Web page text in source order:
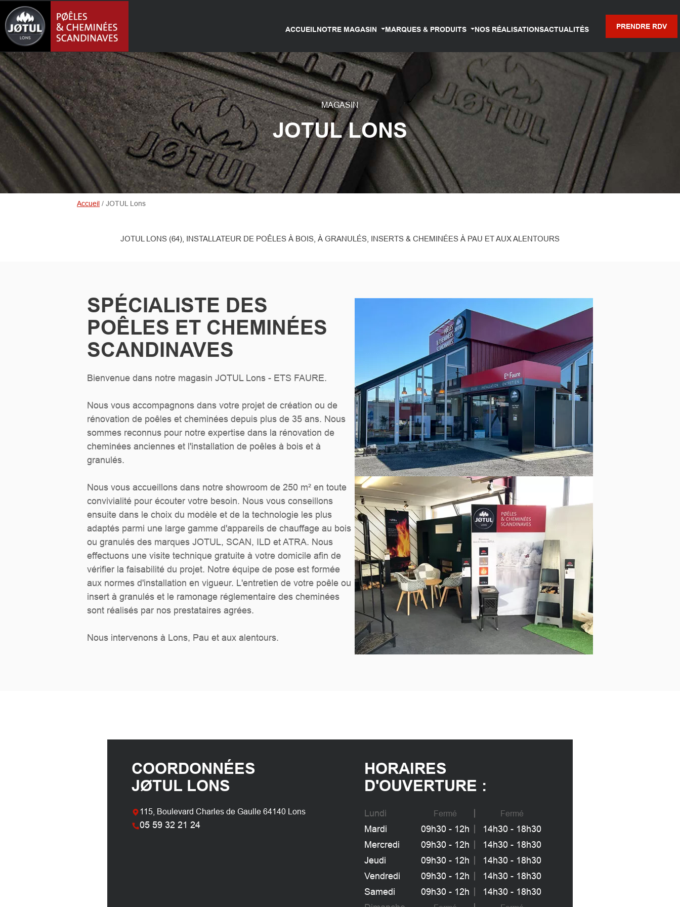
ACCUEILNOTRE MAGASIN MARQUES & PRODUITS NOS RÉALISATIONSACTUALITÉS PRENDRE RDV
MAGASIN
JOTUL LONS
Accueil / JOTUL Lons
JOTUL LONS (64), INSTALLATEUR DE POÊLES À BOIS, À GRANULÉS, INSERTS & CHEMINÉES À PAU ET AUX ALENTOURS
SPÉCIALISTE DES
POÊLES ET CHEMINÉES
SCANDINAVES
Bienvenue dans notre magasin JOTUL Lons - ETS FAURE.
Nous vous accompagnons dans votre projet de création ou de
rénovation de poêles et cheminées depuis plus de 35 ans. Nous
sommes reconnus pour notre expertise dans la rénovation de
cheminées anciennes et l'installation de poêles à bois et à
granulés.
Nous vous accueillons dans notre showroom de 250 m² en toute
convivialité pour écouter votre besoin. Nous vous conseillons
ensuite dans le choix du modèle et de la technologie les plus
adaptés parmi une large gamme d'appareils de chauffage au bois
ou granulés des marques JOTUL, SCAN, ILD et ATRA. Nous
effectuons une visite technique gratuite à votre domicile afin de
vérifier la faisabilité du projet. Notre équipe de pose est formée
aux normes d'installation en vigueur. L'entretien de votre poêle ou
insert à granulés et le ramonage réglementaire des cheminées
sont réalisés par nos prestataires agrées.
Nous intervenons à Lons, Pau et aux alentours.
COORDONNÉES
JØTUL LONS
115, Boulevard Charles de Gaulle 64140 Lons
05 59 32 21 24
HORAIRES
D'OUVERTURE :
Lundi Fermé Fermé
Mardi 09h30 - 12h
14h30 - 18h30
Mercredi
09h30 - 12h
14h30 - 18h30
Jeudi
09h30 - 12h
14h30 - 18h30
Vendredi
09h30 - 12h
14h30 - 18h30
Samedi
09h30 - 12h
14h30 - 18h30